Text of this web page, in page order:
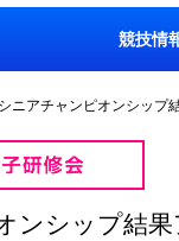
競技情
シニアチャンピオンシップ
ンシップ結